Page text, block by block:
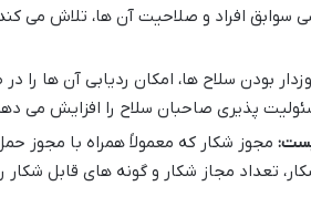
سوابق افراد و صلاحیت آن ها، تلاش می
بودن سلاح ها، امکان ردیابی آن ها
پذیری صاحبان سلاح را افزایش می
مجوز شکار که معمولاً همراه با مجوز
تعداد مجاز شکار و گونه های قابل شکار